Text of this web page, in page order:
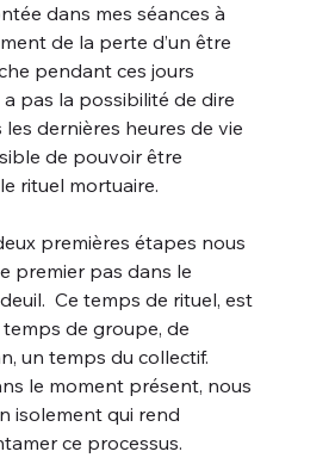
dans mes séances à
de la perte d’un être
pendant ces jours
a pas la possibilité de dire
dernières heures de vie
de pouvoir être
rituel mortuaire.
premières étapes nous
premier pas dans le
Ce temps de rituel, est
de groupe, de
un temps du collectif.
le moment présent, nous
isolement qui rend
ce processus.